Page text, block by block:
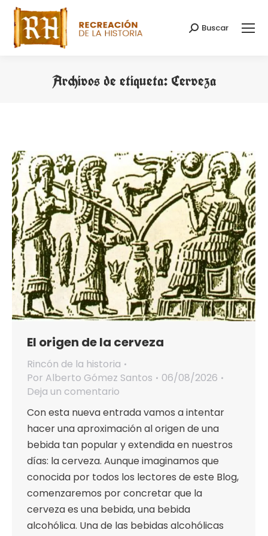
Buscar:
Buscar
Archivos de etiqueta: Cerveza
El origen de la cerveza
Rincón de la historia
Por Alberto Gómez Santos
06/08/2026
Deja un comentario
Con esta nueva entrada vamos a intentar
hacer una aproximación al origen de una
bebida tan popular y extendida en nuestros
días: la cerveza. Aunque imaginamos que
conocida por todos los lectores de este Blog,
comenzaremos por concretar que la
cerveza es una bebida, una bebida
alcohólica. Una de las bebidas alcohólicas